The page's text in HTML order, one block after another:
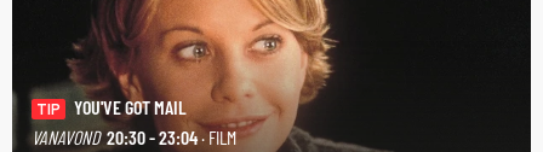
TIP
YOU'VE GOT MAIL
VANAVOND 20:30 - 23:04· FILM